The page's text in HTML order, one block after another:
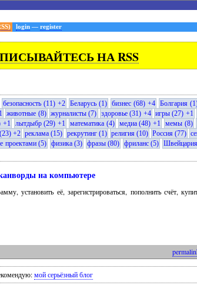
login — register
НА RSS
безопасность (11) +2 Беларусь (1) бизнес (68) +4 Болгария
животные (8) журналисты (7) здоровье (31) +4 игры (27) +1
+1
лытдыбр (29) +1 математика (4) медиа (48) +1 мемы (8)
+2 реклама (15) рекрутинг (1) религия (10) Россия (77)
проектами (5) физика (3) фразы (80) фриланс (5)
на компьютере
установить её, зарегистрироваться, пополнить счёт,
мой серьёзный блог